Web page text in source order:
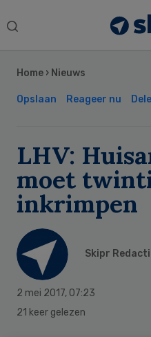
Search
Home › Nieuws
Opslaan Reageer nu
LHV:
moet
inkrimpen
Skipr
2 mei 2017, 07:23
21 keer gelezen
Sidebar